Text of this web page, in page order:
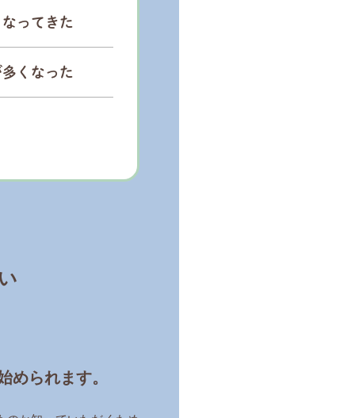
ってきた
くなった
められます。